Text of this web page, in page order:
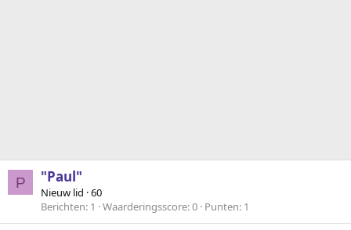
P "Paul"
Nieuw lid ·60
Berichten 1 Waarderingsscore 0 Punten 1